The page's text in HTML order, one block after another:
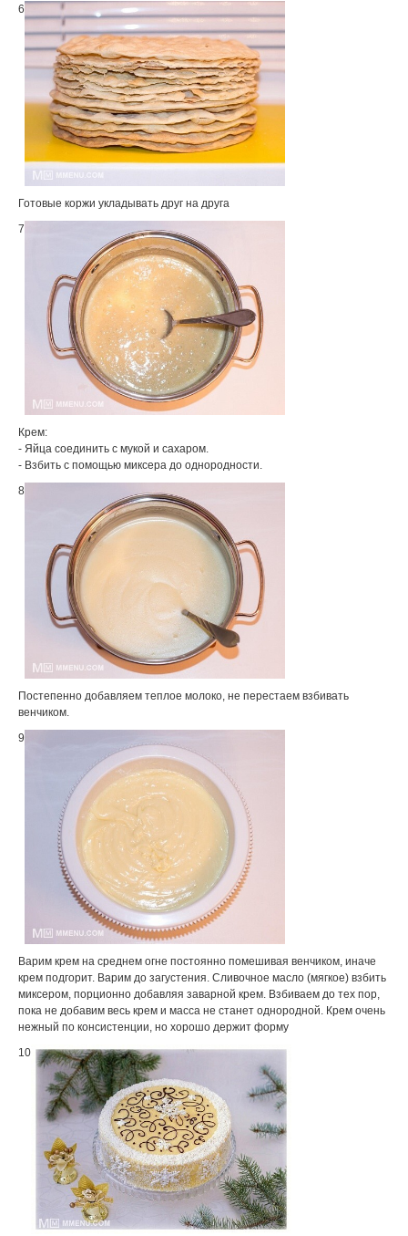
6
Готовые коржи укладывать друг на друга
7
Крем:
- Яйца соединить с мукой и сахаром.
- Взбить с помощью миксера до однородности.
8
Постепенно добавляем теплое молоко, не перестаем взбивать
венчиком.
9
Варим крем на среднем огне постоянно помешивая венчиком, иначе
крем подгорит. Варим до загустения. Сливочное масло (мягкое) взбить
миксером, порционно добавляя заварной крем. Взбиваем до тех пор,
пока не добавим весь крем и масса не станет однородной. Крем очень
нежный по консистенции, но хорошо держит форму
10